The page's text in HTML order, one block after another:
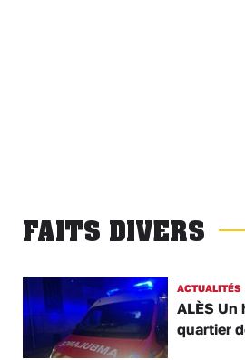
FAITS DIVERS
ACTUALITÉS
ALÈS Un
quartier